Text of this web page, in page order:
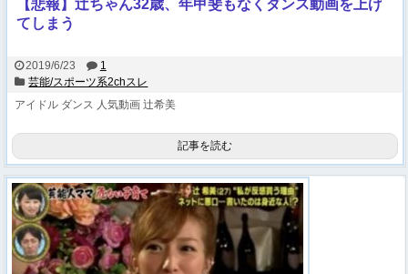
【悲報】辻ちゃん32歳、年甲斐もなくダンス動画を上げ
てしまう
2019/6/23
1
芸能/スポーツ系2chスレ
アイドル ダンス 人気動画 辻希美
記事を読む